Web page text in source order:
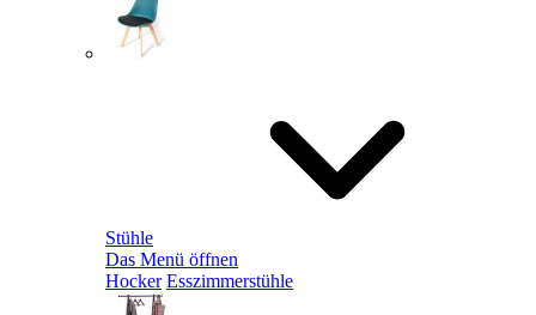
Stühle
Das Menü öffnen
Hocker Esszimmerstühle